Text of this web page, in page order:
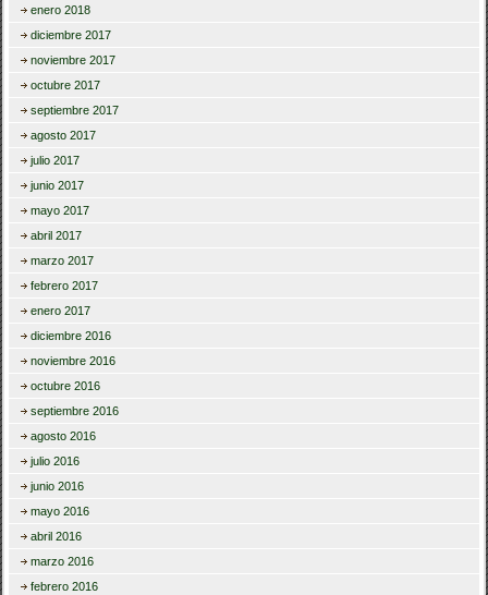
enero 2018
diciembre 2017
noviembre 2017
octubre 2017
septiembre 2017
agosto 2017
julio 2017
junio 2017
mayo 2017
abril 2017
marzo 2017
febrero 2017
enero 2017
diciembre 2016
noviembre 2016
octubre 2016
septiembre 2016
agosto 2016
julio 2016
junio 2016
mayo 2016
abril 2016
marzo 2016
febrero 2016